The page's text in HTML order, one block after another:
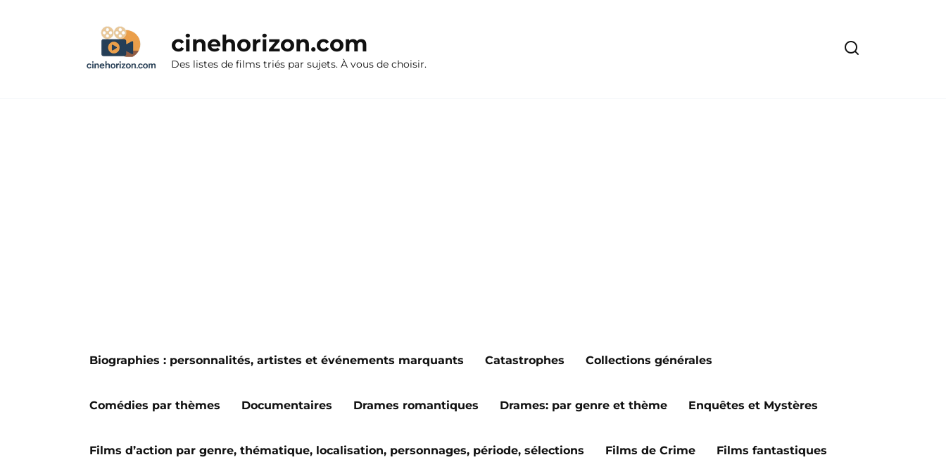
cinehorizon.com
Des listes de films triés par sujets. À vous de choisir.
Biographies : personnalités, artistes et événements marquants Catastrophes Collections générales
Comédies par thèmes Documentaires Drames romantiques Drames: par genre et thème Enquêtes et Mystères
Films d’action par genre, thématique, localisation, personnages, période, sélections Films de Crime Films fantastiques